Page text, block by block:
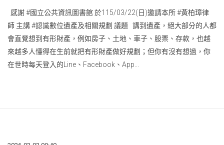
感謝 #國立公共資訊圖書館 於115/03/22(日)邀請本所 #黃柏璋律
師 主講 #認識數位遺產及相關規劃 議題 講到遺產，絕大部分的人都
會直覺想到有形財產，例如房子、土地、車子、股票、存款，也越
來越多人懂得在生前就把有形財產做好規劃；但你有沒有想過，你
在世時每天登入的Line、Facebook、App...